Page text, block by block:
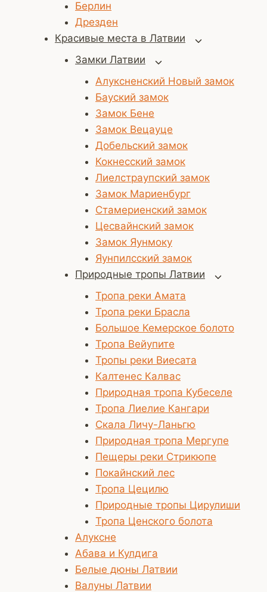
меню
Берлин
Дрезден
Красивые места в Латвии
Переключить
Замки Латвии
Переключить
дочернее
меню
Алуксненский Новый замок
Бауский замок
Замок Бене
Замок Вецауце
Добельский замок
Кокнесский замок
Лиелстраупский замок
Замок Мариенбург
Стамериенский замок
Цесвайнский замок
Замок Яунмоку
Яунпилсский замок
Природные тропы Латвии
Тропа реки Амата
Тропа реки Брасла
Большое Кемерское болото
Тропа Вейупите
Тропы реки Виесата
Калтенес Калвас
Природная тропа Кубеселе
Тропа Лиелие Кангари
Скала Личу-Ланьгю
Природная тропа Мергупе
Пещеры реки Стрикюпе
Покайнский лес
Тропа Цецилю
Природные тропы Цирулиши
Тропа Ценского болота
Алуксне
Абава и Кулдига
Белые дюны Латвии
Валуны Латвии